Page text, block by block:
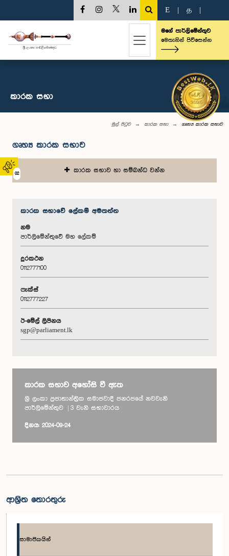
02
E த
මගේ පාර්ලිමේන්තුව
මෙතැනින් පිවිසෙන්න
කාරක සභා
මුල් පිටුව කාරක සභා ගෘහ්‍ය කාරක සභාව
ගෘහ්‍ය කාරක සභාව
කාරක සභාව හා සම්බන්ධ වන්න
කාරක සභා‌වේ ලේකම් අමතන්න
නම
පාර්ලිමේන්තුවේ මහ ලේකම්
දුරකථන
0112777100
ෆැක්ස්
0112777227
ඊ-මේල් ලිපිනය
sgp@parliament.lk
කාරක සභාව අහෝසි වී ඇත
ශ්‍රී ලංකා ප්‍රජාතාන්ත්‍රික සමාජවාදී ජනරජයේ නවවැනි
පාර්ලිමේන්තුව | 3 වැනි සභාවාරය
දිනය: 2024-09-24
ආශ්‍රිත තොරතුරු
සාමාජිකයින්